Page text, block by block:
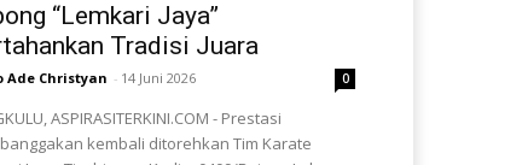
“Lemkari Jaya”
Tradisi Juara
Ade Christyan - 14 Juni 2026 0
ASPIRASITERKINI.COM - Prestasi
kembali ditorehkan Tim Karate